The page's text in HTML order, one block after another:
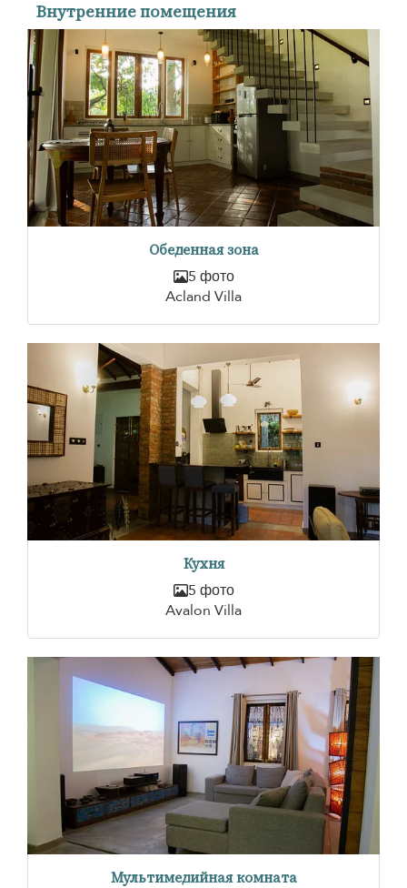
Внутренние помещения
Обеденная зона
5 фото
Acland Villa
Кухня
5 фото
Avalon Villa
Мультимедийная комната